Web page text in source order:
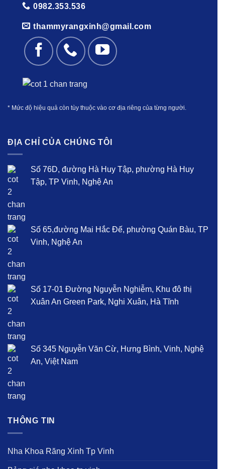
0982.353.536
thammyrangxinh@gmail.com
* Mức độ hiệu quả còn tùy thuộc vào cơ địa riêng của từng người.
ĐỊA CHỈ CỦA CHÚNG TÔI
Số 76D, đường Hà Huy Tập, phường Hà Huy
Tập, TP Vinh, Nghệ An
Số 65,đường Mai Hắc Đế, phường Quán Bàu, TP
Vinh, Nghệ An
Số 17-01 Đường Nguyễn Nghiễm, Khu đô thị
Xuân An Green Park, Nghi Xuân, Hà Tĩnh
Số 345 Nguyễn Văn Cừ, Hưng Bình, Vinh, Nghệ
An, Việt Nam
THÔNG TIN
Nha Khoa Răng Xinh Tp Vinh